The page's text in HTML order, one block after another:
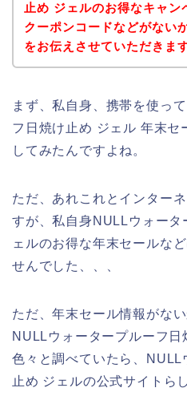
止め ジェルのお得なキャン
クーポンコードなどがない
をお伝えさせていただきます
まず、私自身、携帯を使っ
フ日焼け止め ジェル 年末セ
してみたんですよね。
ただ、あれこれとインター
すが、私自身NULLウォータ
ェルのお得な年末セールな
せんでした、、、
ただ、年末セール情報がな
NULLウォータープルーフ
色々と調べていたら、NULL
止め ジェルの公式サイトら